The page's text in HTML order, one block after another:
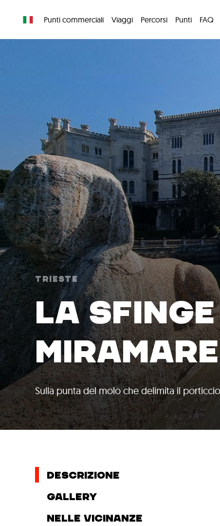
Punti commerciali Viaggi Percorsi Punti FAQ
Trieste
LA
MIRAMARE
Sulla punta del molo che delimita il
Descrizione
Gallery
Nelle vicinanze